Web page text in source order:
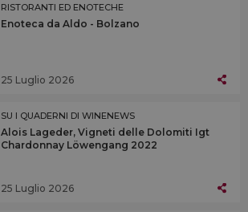
RISTORANTI ED ENOTECHE
Enoteca da Aldo - Bolzano
25 Luglio 2026
SU I QUADERNI DI WINENEWS
Alois Lageder, Vigneti delle Dolomiti Igt
Chardonnay Löwengang 2022
25 Luglio 2026